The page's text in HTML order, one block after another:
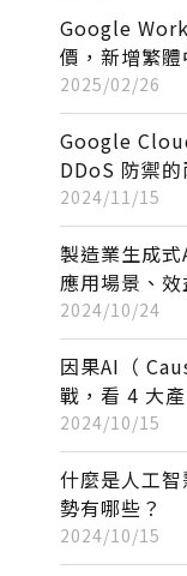
Google
價，新增繁
2025/02/26
Google
DDoS 防禦
2024/11/15
製造業生成
應用場景、
2024/10/24
因果AI（
戰，看 4 大
2024/10/15
什麼是人工
勢有哪些？
2024/10/15